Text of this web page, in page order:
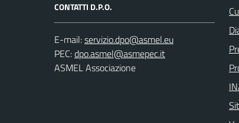
CONTATTI D.P.O.
E-mail:
PEC:
ASMEL Associazione